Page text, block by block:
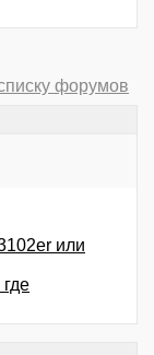
форумов
или